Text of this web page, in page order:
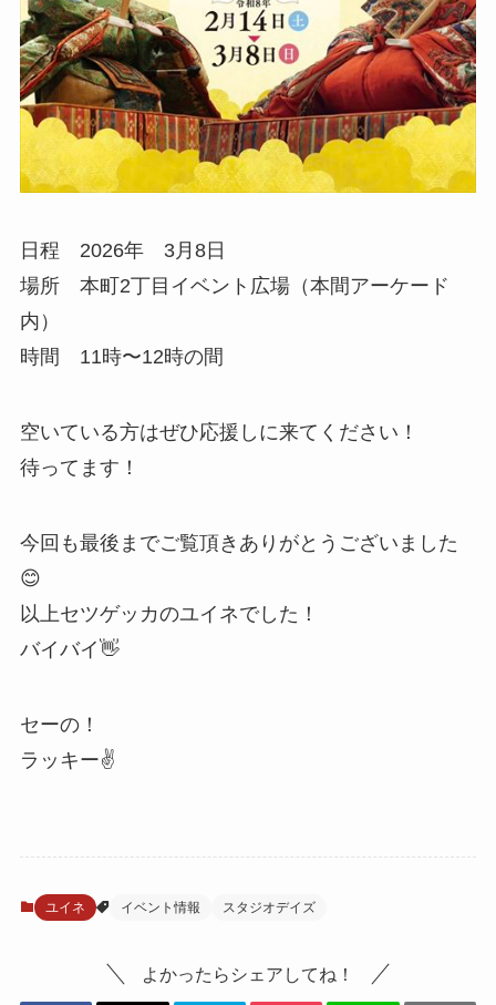
日程 2026年 3月8日
場所 本町2丁目イベント広場（本間アーケード
内）
時間 11時〜12時の間
空いている方はぜひ応援しに来てください！
待ってます！
今回も最後までご覧頂きありがとうございました
😊
以上セツゲッカのユイネでした！
バイバイ👋
セーの！
ラッキー✌️
ユイネ イベント情報 スタジオデイズ
よかったらシェアしてね！